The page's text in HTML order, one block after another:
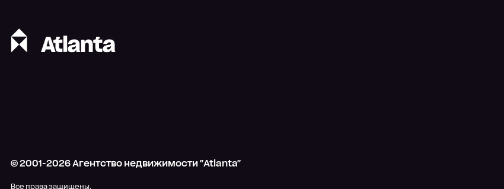
© 2001-2026Агентство недвижимости "Atlanta"
Все права защищены.